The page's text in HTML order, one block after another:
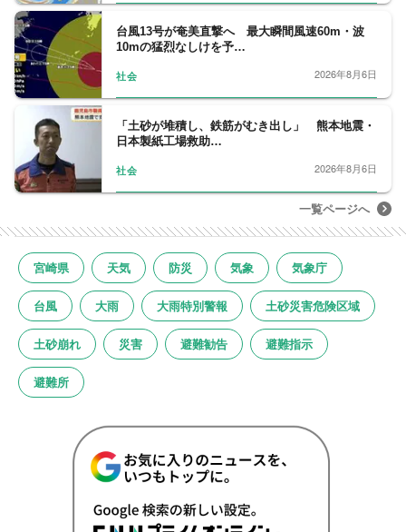
台風13号が奄美直撃へ 最大瞬間風速60m・波
10mの猛烈なしけを予…
社会 2026年8月6日
「土砂が堆積し、鉄筋がむき出し」 熊本地震・
日本製紙工場救助…
社会 2026年8月6日
一覧ページへ
宮崎県 天気 防災 気象 気象庁
台風 大雨 大雨特別警報 土砂災害危険区域
土砂崩れ 災害 避難勧告 避難指示
避難所